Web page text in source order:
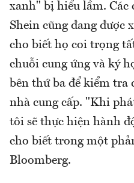
xanh" bị hiểu lầm. Các
Shein cũng đang được
cho biết họ coi trọng
chuỗi cung ứng và ký
bên thứ ba để kiểm tra
nhà cung cấp. "Khi
tôi sẽ thực hiện hành
cho biết trong một
Bloomberg.